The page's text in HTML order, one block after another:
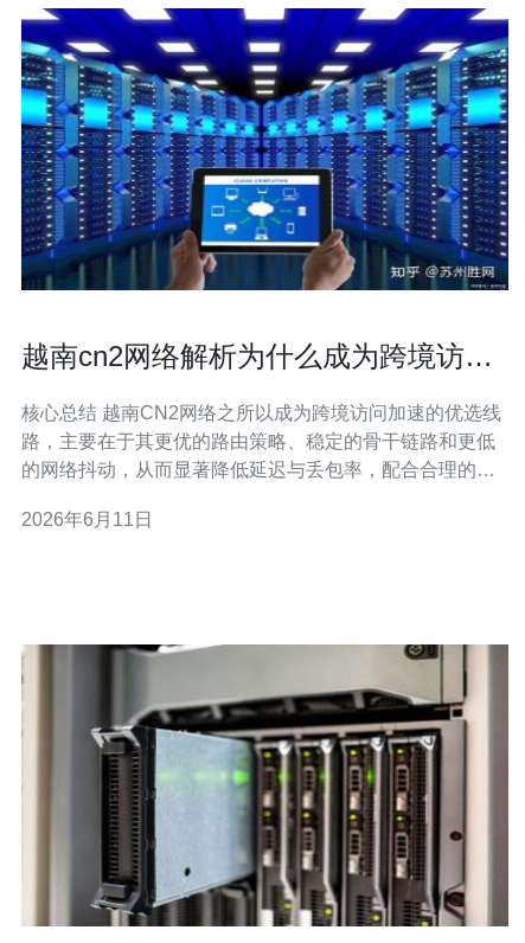
越南cn2网络解析为什么成为跨境访问
核心总结 越南CN2网络之所以成为跨境访问加速的优选线
路，主要在于其更优的路由策略、稳定的骨干链路和更低
的网络抖动，从而显著降低延迟与丢包率，配合合理的
以实现对越南及周边市场的最佳加速效果。对于需要一站
2026年6月11日